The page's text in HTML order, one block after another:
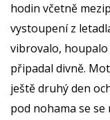
hodin včetně
vystoupení z
vibrovalo, houpalo
připadal divně.
ještě druhý den
pod nohama se